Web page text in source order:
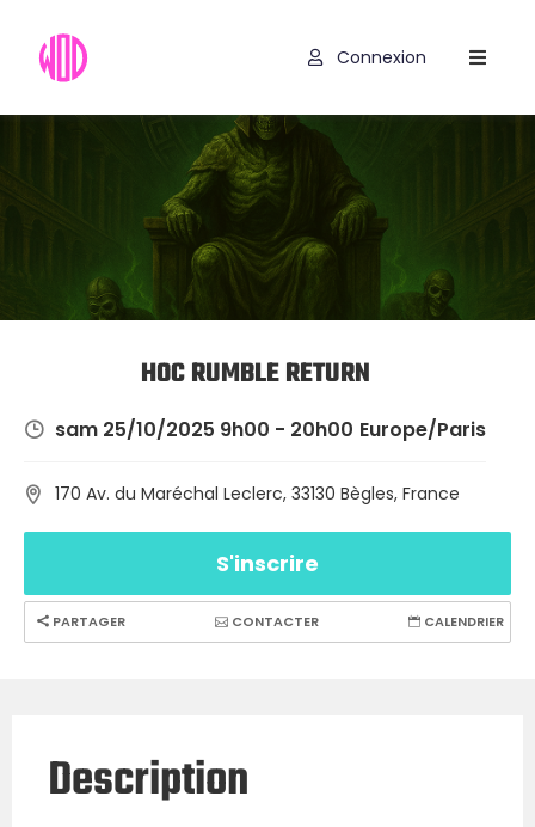
Programmes
Codes
Promo
Connexion
HOC RUMBLE RETURN
sam 25/10/2025 9h00 - 20h00 Europe/Paris
170 Av. du Maréchal Leclerc, 33130 Bègles, France
S'inscrire
PARTAGER CONTACTER CALENDRIER
Description